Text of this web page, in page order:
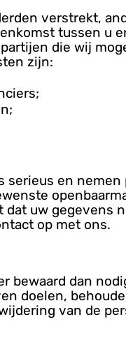
verstrekt,
tussen u
die wij
zijn:
en
uw gegevens
op met ons.
bewaard dan
doelen,
van de